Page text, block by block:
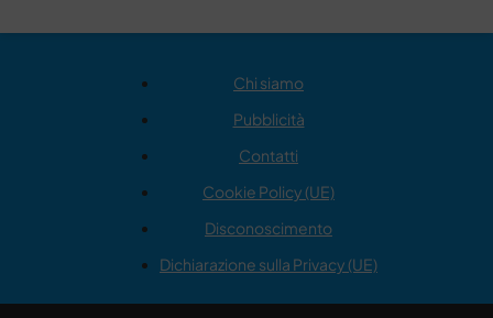
Chi siamo
Pubblicità
Contatti
Cookie Policy (UE)
Disconoscimento
Dichiarazione sulla Privacy (UE)